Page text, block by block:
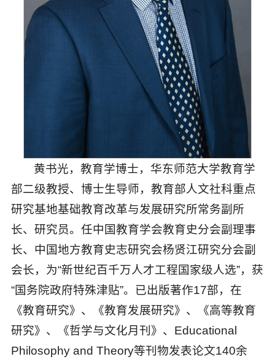
黄书光，教育学博士，华东师范大学教育学
部二级教授、博士生导师，教育部人文社科重点
研究基地基础教育改革与发展研究所常务副所
长、研究员。任中国教育学会教育史分会副理事
长、中国地方教育史志研究会杨贤江研究分会副
会长，为“新世纪百千万人才工程国家级人选”，获
“国务院政府特殊津贴”。已出版著作17部，在
《教育研究》、《教育发展研究》、《高等教育
研究》、《哲学与文化月刊》、Educational
Philosophy and Theory等刊物发表论文140余